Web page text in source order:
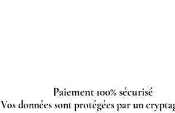
Paiement 100% sécurisé
Vos données sont protégées par un